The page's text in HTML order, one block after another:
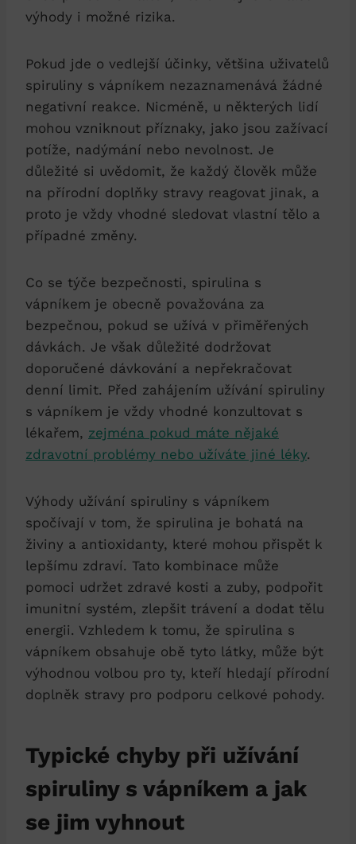
výhody i možné rizika.
Pokud jde o vedlejší účinky, většina uživatelů
spiruliny s vápníkem nezaznamenává žádné
negativní reakce. Nicméně, u některých lidí
mohou vzniknout příznaky, jako jsou zažívací
potíže, nadýmání nebo nevolnost. Je
důležité si uvědomit, že každý člověk může
na přírodní doplňky stravy reagovat jinak, a
proto je vždy vhodné sledovat vlastní tělo a
případné změny.
Co se týče bezpečnosti, spirulina s
vápníkem je obecně považována za
bezpečnou, pokud se užívá v přiměřených
dávkách. Je však důležité dodržovat
doporučené dávkování a nepřekračovat
denní limit. Před zahájením užívání spiruliny
s vápníkem je vždy vhodné konzultovat s
lékařem, zejména pokud máte nějaké
zdravotní problémy nebo užíváte jiné léky.
Výhody užívání spiruliny s vápníkem
spočívají v tom, že spirulina je bohatá na
živiny a antioxidanty, které mohou přispět k
lepšímu zdraví. Tato kombinace může
pomoci udržet zdravé kosti a zuby, podpořit
imunitní systém, zlepšit trávení a dodat tělu
energii. Vzhledem k tomu, že spirulina s
vápníkem obsahuje obě tyto látky, může být
výhodnou volbou pro ty, kteří hledají přírodní
doplněk stravy pro podporu celkové pohody.
Typické chyby při užívání
spiruliny s vápníkem a jak
se jim vyhnout